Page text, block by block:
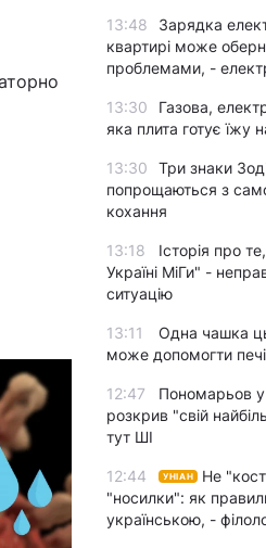
13:48
Зарядка
квартирі може
проблемами, -
13:30
Газова,
яка плита готує їжу
13:30
Три знаки
попрощаються з
кохання
13:18
Історія про
Україні МіГи" -
ситуацію
13:11
Одна чашка
може допомогти
12:47
Пономарьов
розкрив "свій
тут ШІ
12:44 УНІАН
Не
"носилки": як
українською, -